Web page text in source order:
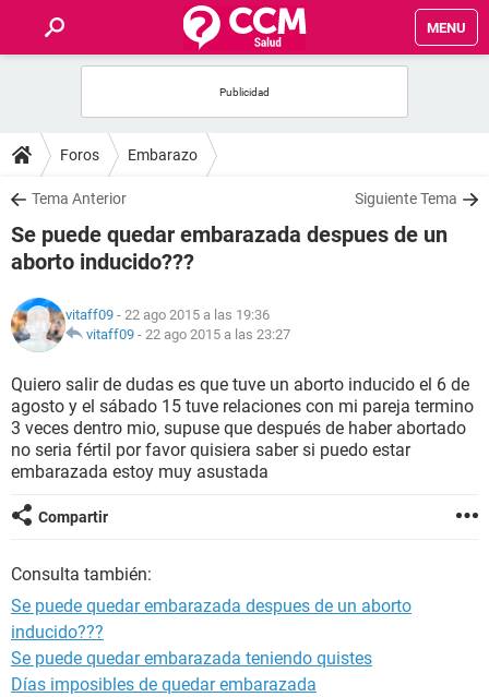
MENU
FOROS
SALUD
FAMILIA
NUTRICIÓN
SEXUALIDAD
GLOSARIO
Foros Embarazo
Tema Anterior Siguiente Tema
Se puede quedar embarazada despues de un
aborto inducido???
vitaff09 - 22 ago 2015 a las 19:36
vitaff09 - 22 ago 2015 a las 23:27
Quiero salir de dudas es que tuve un aborto inducido el 6 de
agosto y el sábado 15 tuve relaciones con mi pareja termino
3 veces dentro mio, supuse que después de haber abortado
no seria fértil por favor quisiera saber si puedo estar
embarazada estoy muy asustada
Compartir
Consulta también:
Se puede quedar embarazada despues de un aborto
inducido???
Se puede quedar embarazada teniendo quistes
Días imposibles de quedar embarazada